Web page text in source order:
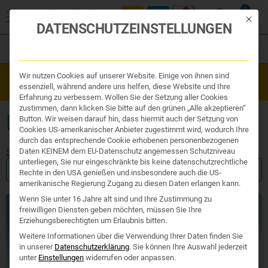
0
Organe & Organ Uhr
Traditionelle Medizin
Nahrungsergänzung
Kosmetik und Hygiene
Ihr Apotheker
Westend Online-Shop: Sicher, schnell und 24/7 für Sie da!
Gratisversand ab €50
ENZYME ZUM EINNEHMEN
Start/ Produkte verschlagwortet mit „enzyme zum einnehmen“
FILTER ANZEIGEN
Mit
DATENSCHUTZEINSTELLUNGEN
Wir nutzen Cookies auf unserer Website. Einige von ihnen sind
essenziell, während andere uns helfen, diese Website und Ihre
Erfahrung zu verbessern. Wollen Sie der Setzung aller Cookies
zustimmen, dann klicken Sie bitte auf den grünen „Alle akzeptieren“
Button. Wir weisen darauf hin, dass hiermit auch der Setzung von
Cookies US-amerikanischer Anbieter zugestimmt wird, wodurch Ihre
durch das entsprechende Cookie erhobenen personenbezogenen
Daten KEINEM dem EU-Datenschutz angemessen Schutzniveau
unterliegen, Sie nur eingeschränkte bis keine datenschutzrechtliche
Rechte in den USA genießen und insbesondere auch die US-
amerikanische Regierung Zugang zu diesen Daten erlangen kann.
Wenn Sie unter 16 Jahre alt sind und Ihre Zustimmung zu
freiwilligen Diensten geben möchten, müssen Sie Ihre
Erziehungsberechtigten um Erlaubnis bitten.
Weitere Informationen über die Verwendung Ihrer Daten finden Sie
in unserer Datenschutzerklärung. Sie können Ihre Auswahl jederzeit
unter Einstellungen widerrufen oder anpassen.